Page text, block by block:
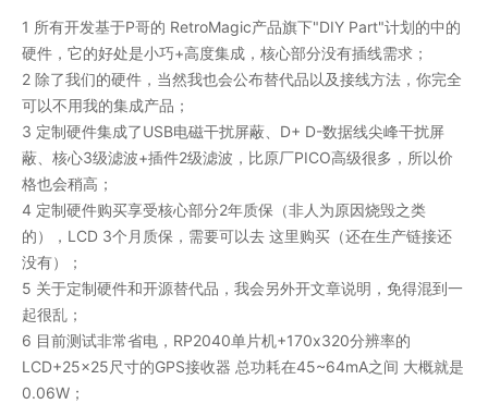
1 所有开发基于P哥的 RetroMagic产品旗下"DIY Part"计划的中的
硬件，它的好处是小巧+高度集成，核心部分没有插线需求；
2 除了我们的硬件，当然我也会公布替代品以及接线方法，你完全
可以不用我的集成产品；
3 定制硬件集成了USB电磁干扰屏蔽、D+ D-数据线尖峰干扰屏
蔽、核心3级滤波+插件2级滤波，比原厂PICO高级很多，所以价
格也会稍高；
4 定制硬件购买享受核心部分2年质保（非人为原因烧毁之类
的），LCD 3个月质保，需要可以去 这里购买（还在生产链接还
没有）；
5 关于定制硬件和开源替代品，我会另外开文章说明，免得混到一
起很乱；
6 目前测试非常省电，RP2040单片机+170x320分辨率的
LCD+25x25尺寸的GPS接收器 总功耗在45~64mA之间 大概就是
0.06W；